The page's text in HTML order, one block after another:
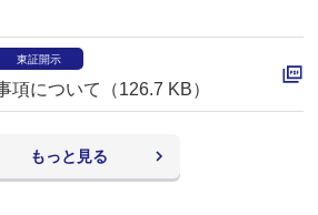
東証開示
項について（126.7 KB）
もっと見る